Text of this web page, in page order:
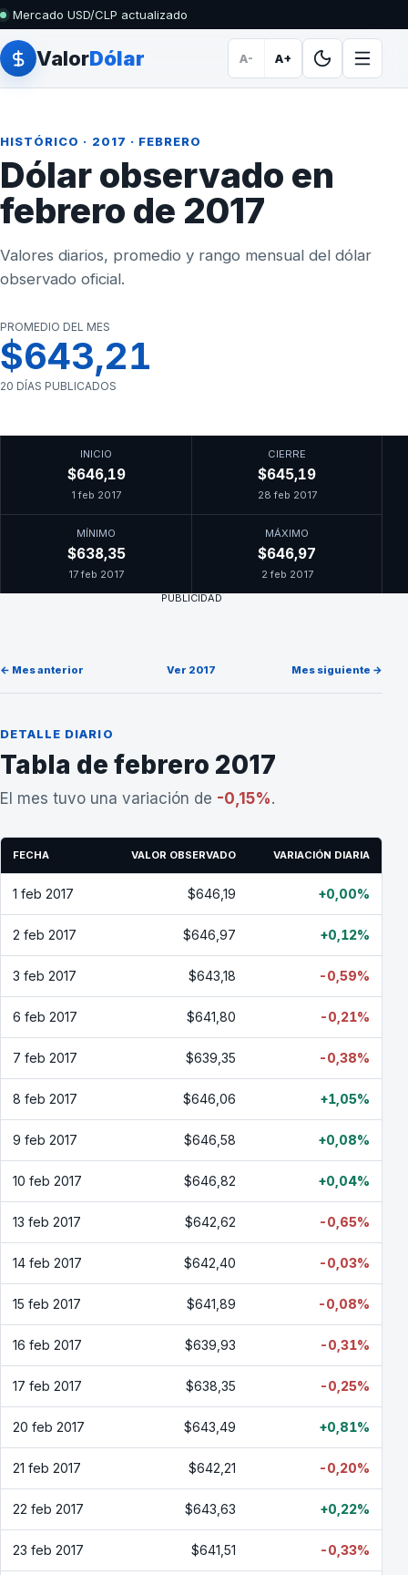
Mercado USD/CLP actualizado
ValorDólar A- A+
HISTÓRICO · 2017 · FEBRERO
Dólar observado en
febrero de 2017
Valores diarios, promedio y rango mensual del dólar
observado oficial.
PROMEDIO DEL MES
$643,21
20 DÍAS PUBLICADOS
INICIO
$646,19
1 feb 2017
CIERRE
$645,19
28 feb 2017
MÍNIMO
$638,35
17 feb 2017
MÁXIMO
$646,97
2 feb 2017
PUBLICIDAD
← Mes anterior Ver 2017 Mes siguiente →
DETALLE DIARIO
Tabla de febrero 2017
El mes tuvo una variación de -0,15%.
FECHA VALOR OBSERVADO VARIACIÓN DIARIA
1 feb 2017 $646,19 +0,00%
2 feb 2017 $646,97 +0,12%
3 feb 2017 $643,18 -0,59%
6 feb 2017 $641,80 -0,21%
7 feb 2017 $639,35 -0,38%
8 feb 2017 $646,06 +1,05%
9 feb 2017 $646,58 +0,08%
10 feb 2017 $646,82 +0,04%
13 feb 2017 $642,62 -0,65%
14 feb 2017 $642,40 -0,03%
15 feb 2017 $641,89 -0,08%
16 feb 2017 $639,93 -0,31%
17 feb 2017 $638,35 -0,25%
20 feb 2017 $643,49 +0,81%
21 feb 2017 $642,21 -0,20%
22 feb 2017 $643,63 +0,22%
23 feb 2017 $641,51 -0,33%